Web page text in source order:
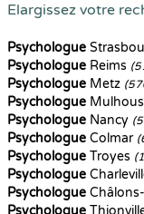
Elargissez votre
Psychologue
Psychologue Reims
Psychologue Metz
Psychologue
Psychologue Nancy
Psychologue Colmar
Psychologue Troyes
Psychologue
Psychologue
Psychologue